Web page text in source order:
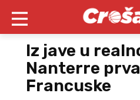
Iz jave u
Nanterre
Francuske